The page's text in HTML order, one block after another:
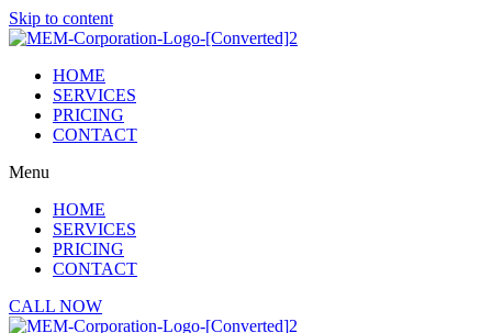
Skip to content
HOME
SERVICES
PRICING
CONTACT
Menu
HOME
SERVICES
PRICING
CONTACT
CALL NOW